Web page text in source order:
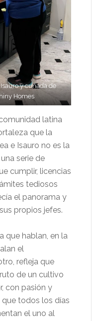
y cuñada de
Homes
latina
que la
e Isauro no es la
serie de
cumplir, licencias
tediosos
el panorama y
propios jefes.
que hablan, en la
el
refleja que
de un cultivo
con pasión y
todos los días
el uno al